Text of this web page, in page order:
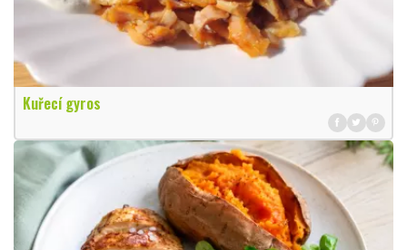
Kuřecí gyros